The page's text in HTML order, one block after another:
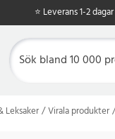
⭐ Leverans 1-2 dagar
Leksaker Virala produkter